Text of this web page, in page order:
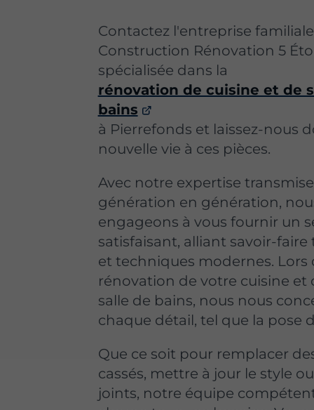
Contactez l'entreprise familiale
Construction Rénovation 5
spécialisée dans la
rénovation de cuisine et de
bains
à Pierrefonds et laissez-nous
nouvelle vie à ces pièces.
Avec notre expertise
génération en génération,
engageons à vous fournir un
satisfaisant, alliant savoir-
et techniques modernes. Lors
rénovation de votre cuisine et
salle de bains, nous nous
chaque détail, tel que la pose
Que ce soit pour remplacer
cassés, mettre à jour le style
joints, notre équipe